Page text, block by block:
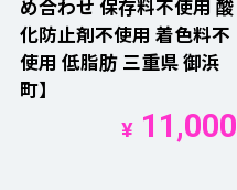
め合わせ 保存料不使用 酸
化防止剤不使用 着色料不
使用 低脂肪 三重県 御浜
町】
¥ 11,000